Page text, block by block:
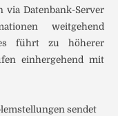
Datenbank-Server
weitgehend
führt zu höherer
einhergehend mit
sendet